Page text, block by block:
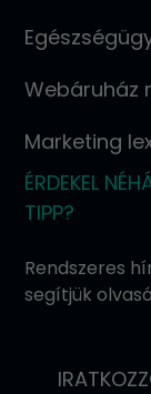
Webáruház
Marketing
ÉRDEKEL
TIPP?
Rendszeres
segítjük